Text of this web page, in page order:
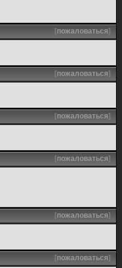
[пожаловаться]
[пожаловаться]
[пожаловаться]
[пожаловаться]
[пожаловаться]
[пожаловаться]